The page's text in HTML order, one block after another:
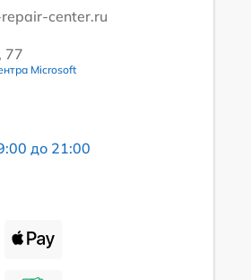
center.ru
77
Microsoft
до 21:00